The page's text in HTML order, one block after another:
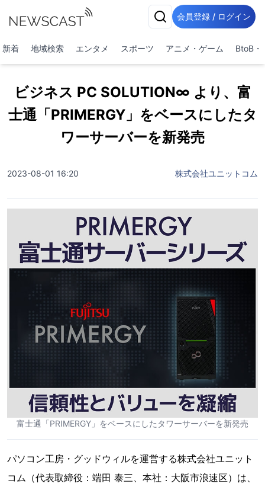
会員登録 / ログイン
新着 地域検索 エンタメ スポーツ アニメ・ゲーム BtoB・
ビジネス PC SOLUTION∞ より、富
士通「PRIMERGY」をベースにしたタ
ワーサーバーを新発売
2023-08-01 16:20 株式会社ユニットコム
富士通「PRIMERGY」をベースにしたタワーサーバーを新発売
パソコン工房・グッドウィルを運営する株式会社ユニット
コム（代表取締役：端田 泰三、本社：大阪市浪速区）は、